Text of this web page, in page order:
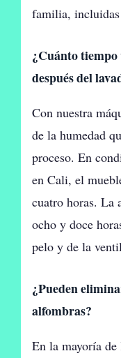
familia, incluidas
¿Cuánto tiempo
después del
Con nuestra
de la humedad
proceso. En
en Cali, el
cuatro horas. La
ocho y doce
pelo y de la
¿Pueden
alfombras?
En la mayoría